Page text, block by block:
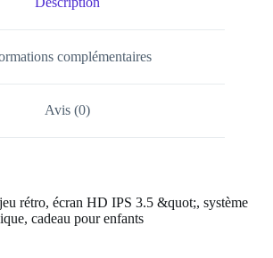
complémentaires
Avis (0)
rétro, écran HD IPS 3.5 &quot;, système
cadeau pour enfants